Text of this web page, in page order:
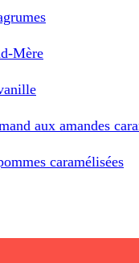
Mère
aux amandes
caramélisées